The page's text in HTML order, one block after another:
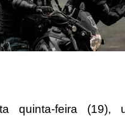
quinta-feira (19),